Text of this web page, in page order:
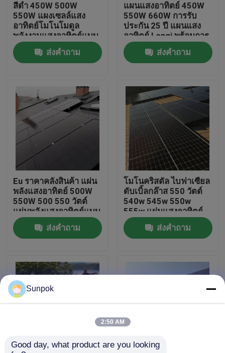
หน้าแรก
สินค้า
วิดีโอ
เกี่ยวกับเรา
ทัวร์โรงงาน
การควบคุมคุณภาพ
ข่าว
ขอทุน
สีดำ 450W 500W
550W แผงเซลล์แสง
อาทิตย์โมโนโมดูล
พลังงานแสงอาทิตย์แบบ
โมโนคริสตัลไลน์
ส่งคำถาม
แผนแสงอาทิตย์ 450W
550W 660W การรับ
ประกัน 25 ปี แผนแสง
อาทิตย์ Longi พร้อมการ
รับประกันการผลิต
ส่งคำถาม
Eu ราคาคลังสินค้า แผ่น
พลังแสงอาทิตย์ 500W
550W 500 550 วัตต์
แผ่นพลังแสงอาทิตย์แบบ
โมโนคริสตัลสองหน้า
ส่งคำถาม
โมโนคริสตัล ไบฟาเซียล
ดับเบิ้ลกล๊าส 550 วัตต์
540w 545w 550w
555w แผ่นแสงอาทิตย์
ส่งคำถาม
Sunpok
2:50 AM
Good day, what product are you looking